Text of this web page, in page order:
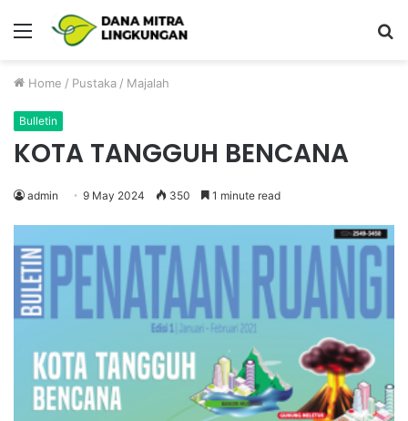
Menu
Home / Pustaka / Majalah
Bulletin
KOTA TANGGUH BENCANA
admin 9 May 2024 350 1 minute read